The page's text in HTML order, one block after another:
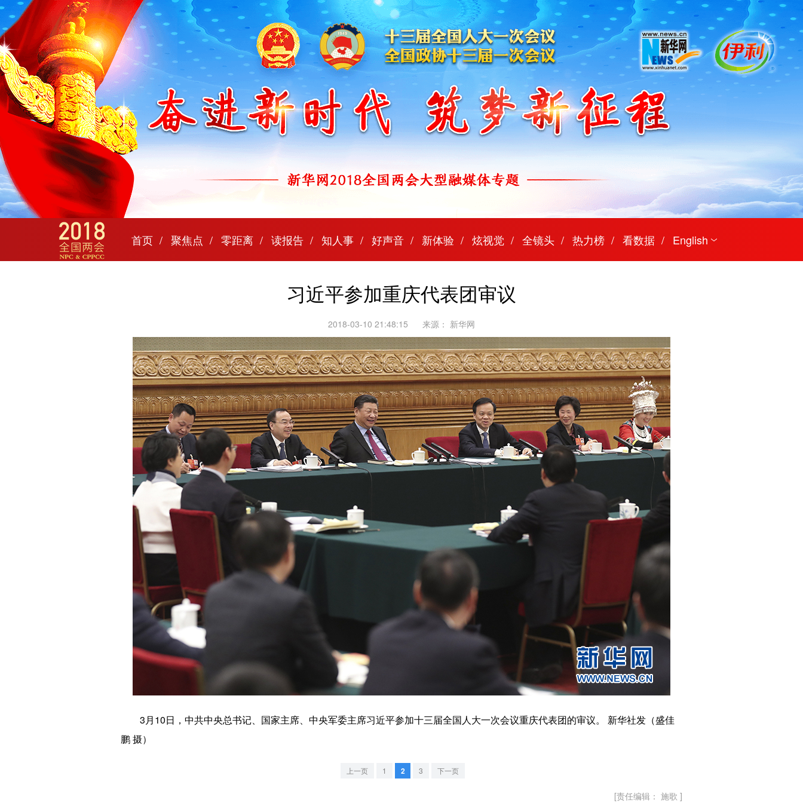
首页 聚焦点 零距离 读报告 知人事 好声音 新体验 炫视觉 全镜头 热力榜 看数据 English
Deutsch
Português
Монгол
习近平参加重庆代表团审议
2018-03-10 21:48:15 来源： 新华网
3月10日，中共中央总书记、国家主席、中央军委主席习近平参加十三届全国人大一次会议重庆代表团的审议。 新华社发（盛佳
鹏 摄）
上一页 1 2 3 下一页
[责任编辑： 施歌 ]